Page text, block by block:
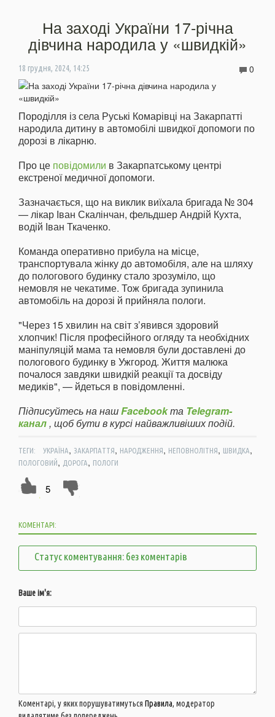
На заході України 17-річна
дівчина народила у «швидкій»
18 грудня, 2024, 14:25 0
Породілля із села Руські Комарівці на Закарпатті
народила дитину в автомобілі швидкої допомоги по
дорозі в лікарню.
Про це повідомили в Закарпатському центрі
екстреної медичної допомоги.
Зазначається, що на виклик виїхала бригада № 304
— лікар Іван Скалінчан, фельдшер Андрій Кухта,
водій Іван Ткаченко.
Команда оперативно прибула на місце,
транспортувала жінку до автомобіля, але на шляху
до пологового будинку стало зрозуміло, що
немовля не чекатиме. Тож бригада зупинила
автомобіль на дорозі й прийняла пологи.
"Через 15 хвилин на світ з’явився здоровий
хлопчик! Після професійного огляду та необхідних
маніпуляцій мама та немовля були доставлені до
пологового будинку в Ужгород. Життя малюка
почалося завдяки швидкій реакції та досвіду
медиків", — йдеться в повідомленні.
Підписуйтесь на нашFacebookта Telegram-
канал, щоб бути в курсі найважливіших подій.
ТЕГИ: УКРАЇНА, ЗАКАРПАТТЯ, НАРОДЖЕННЯ, НЕПОВНОЛІТНЯ, ШВИДКА,
ПОЛОГОВИЙ, ДОРОГА, ПОЛОГИ
5
КОМЕНТАРІ:
Статус коментування: без коментарів
Ваше ім'я:
Коментарі, у яких порушуватимуться Правила, модератор